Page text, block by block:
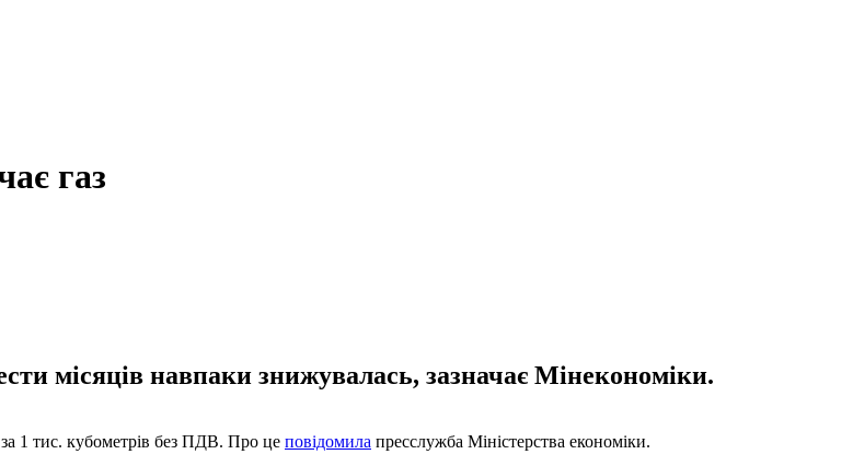
газ
місяців навпаки знижувалась, зазначає Мінекономіки.
за 1 тис. кубометрів без ПДВ. Про це повідомила пресслужба Міністерства економіки.